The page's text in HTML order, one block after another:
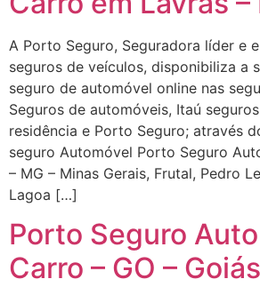
A Porto Seguro, Seguradora líder e
seguros de veículos, disponibiliza a
seguro de automóvel online nas
Seguros de automóveis, Itaú
residência e Porto Seguro; através
seguro Automóvel Porto Seguro
– MG – Minas Gerais, Frutal, Pedro
Lagoa […]
Porto Seguro
Carro – GO – Goiás